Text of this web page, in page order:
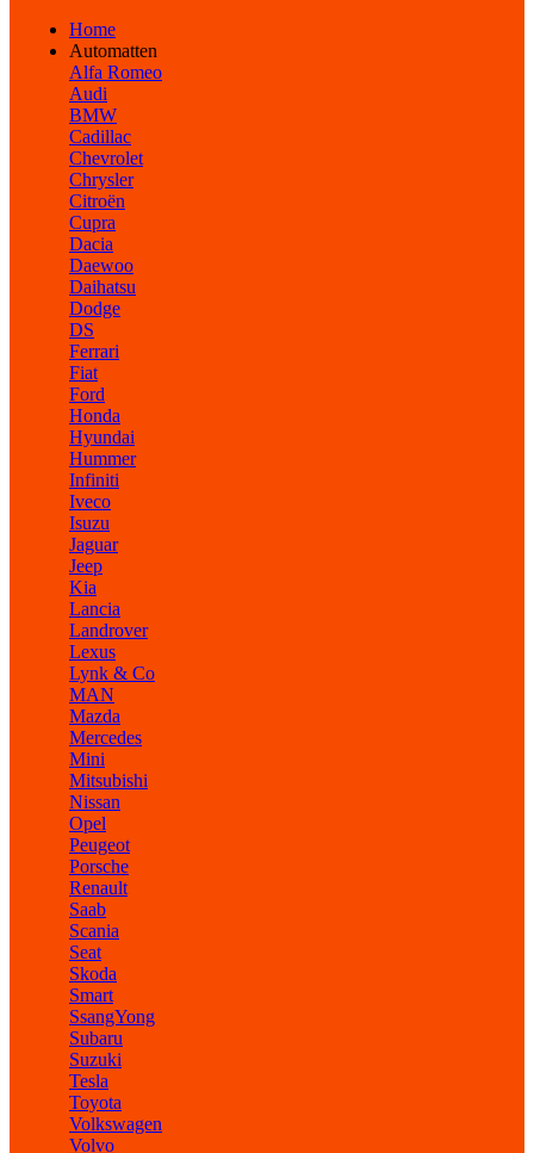
Home
Automatten
Alfa Romeo
Audi
BMW
Cadillac
Chevrolet
Chrysler
Citroën
Cupra
Dacia
Daewoo
Daihatsu
Dodge
DS
Ferrari
Fiat
Ford
Honda
Hyundai
Hummer
Infiniti
Iveco
Isuzu
Jaguar
Jeep
Kia
Lancia
Landrover
Lexus
Lynk & Co
MAN
Mazda
Mercedes
Mini
Mitsubishi
Nissan
Opel
Peugeot
Porsche
Renault
Saab
Scania
Seat
Skoda
Smart
SsangYong
Subaru
Suzuki
Tesla
Toyota
Volkswagen
Volvo